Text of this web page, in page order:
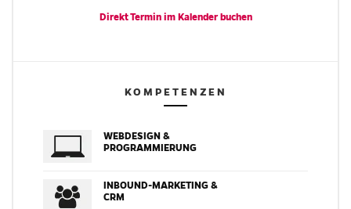
Direkt Termin im Kalenderbuchen
KOMPETENZEN
WEBDESIGN &
PROGRAMMIERUNG
INBOUND-MARKETING &
CRM